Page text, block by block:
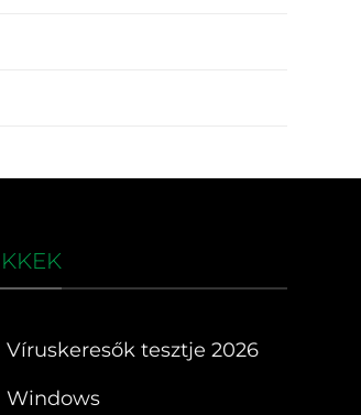
Víruskeresők tesztje 2026
Windows